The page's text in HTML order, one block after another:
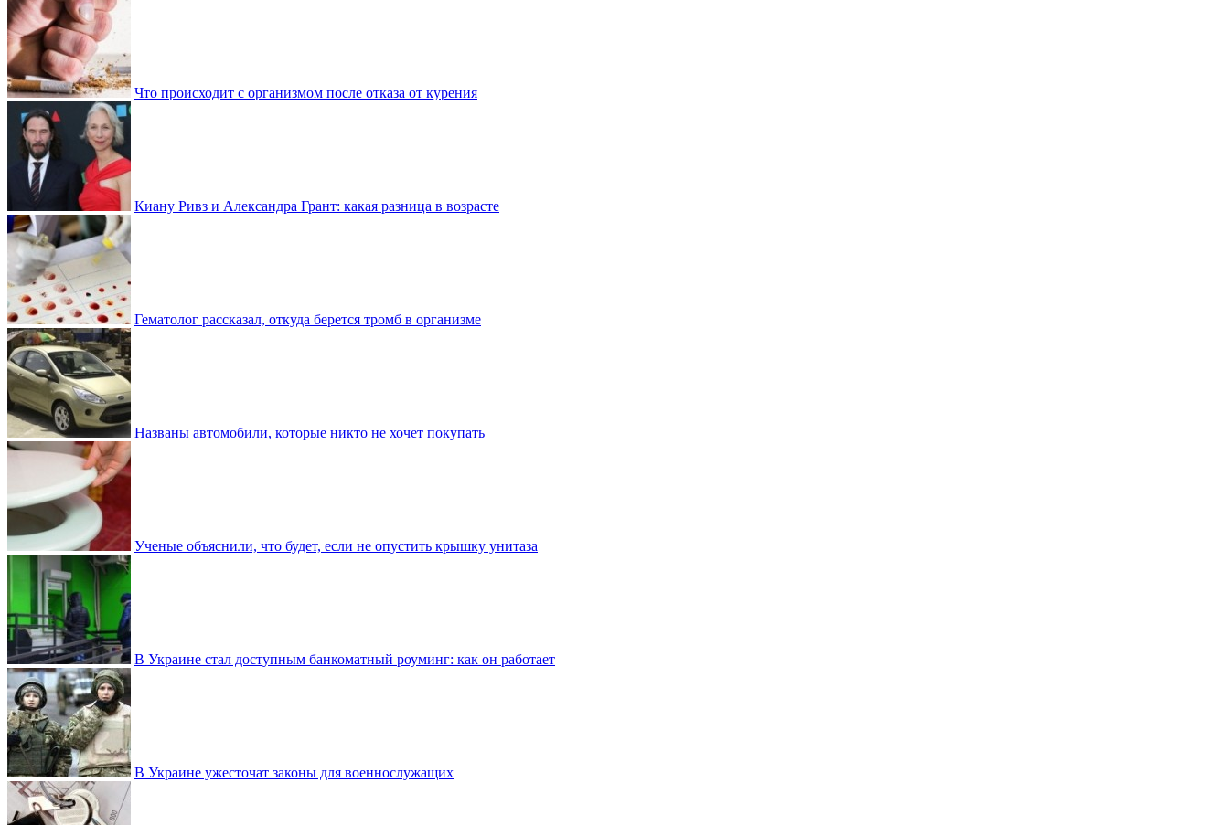
Что происходит с организмом после отказа от курения
Киану Ривз и Александра Грант: какая разница в возрасте
Гематолог рассказал, откуда берется тромб в организме
Названы автомобили, которые никто не хочет покупать
Ученые объяснили, что будет, если не опустить крышку унитаза
В Украине стал доступным банкоматный роуминг: как он работает
В Украине ужесточат законы для военнослужащих